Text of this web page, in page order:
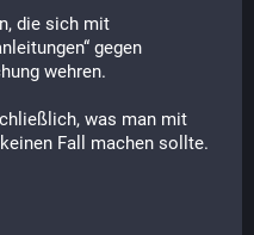
die sich mit
gegen
wehren.
was man mit
Fall machen sollte.